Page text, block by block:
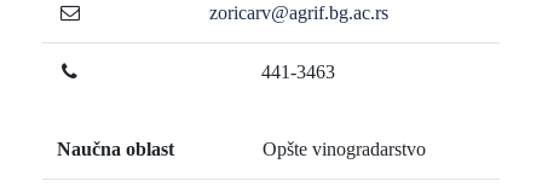
zoricarv@agrif.bg.ac.rs
441-3463
Naučna oblast Opšte vinogradarstvo